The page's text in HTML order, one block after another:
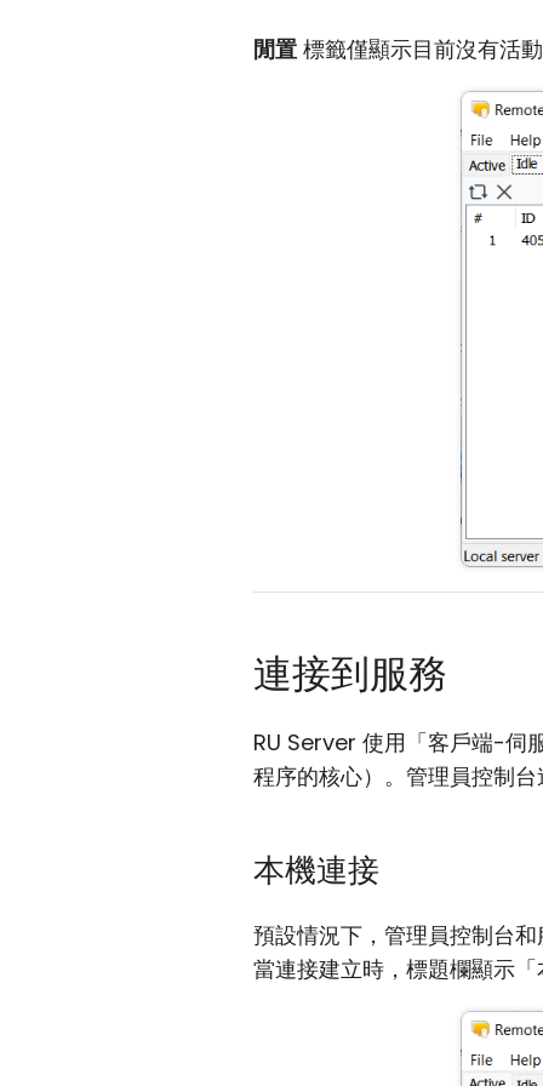
閒置 標籤僅顯示目前沒有活
連接到服務
RU Server 使用「客戶端-伺
程序的核心）。管理員控制
本機連接
預設情況下，管理員控制台
當連接建立時，標題欄顯示